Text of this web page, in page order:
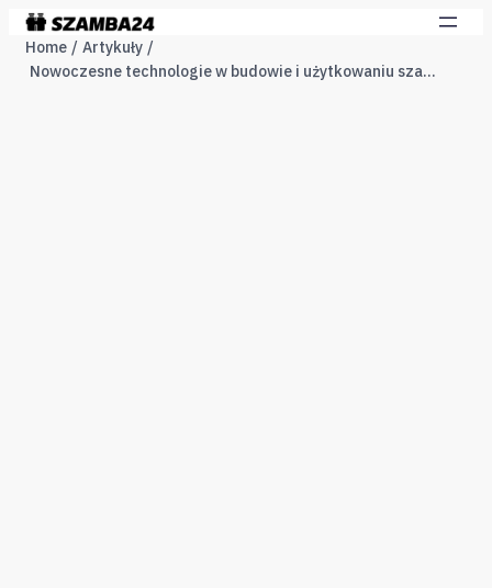
Home
Artykuły
Nowoczesne technologie w budowie i użytkowaniu szamb betonowych